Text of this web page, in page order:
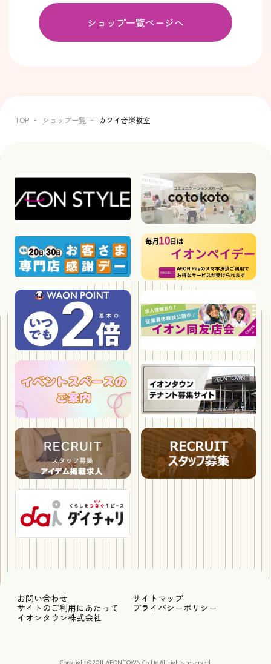
ショップ一覧ページへ
TOP ショップ一覧 カワイ音楽教室
お問い合わせ
サイトマップ
サイトのご利用にあたって
プライバシーポリシー
イオンタウン株式会社